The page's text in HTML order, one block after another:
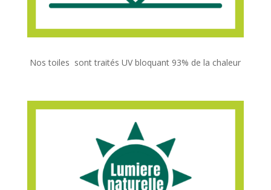
Nos toiles sont traités UV bloquant 93% de la chaleur